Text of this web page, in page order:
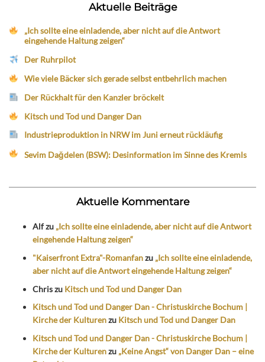
Aktuelle Beiträge
„Ich sollte eine einladende, aber nicht auf die Antwort
eingehende Haltung zeigen“
Der Ruhrpilot
Wie viele Bäcker sich gerade selbst entbehrlich machen
Der Rückhalt für den Kanzler bröckelt
Kitsch und Tod und Danger Dan
Industrieproduktion in NRW im Juni erneut rückläufig
Sevim Dağdelen (BSW): Desinformation im Sinne des Kremls
Aktuelle Kommentare
Alfzu „Ich sollte eine einladende, aber nicht auf die Antwort
eingehende Haltung zeigen“
"Kaiserfront Extra"-Romanfanzu „Ich sollte eine einladende,
aber nicht auf die Antwort eingehende Haltung zeigen“
Chriszu Kitsch und Tod und Danger Dan
Kitsch und Tod und Danger Dan - Christuskirche Bochum |
Kirche der Kulturenzu Kitsch und Tod und Danger Dan
Kitsch und Tod und Danger Dan - Christuskirche Bochum |
Kirche der Kulturenzu „Keine Angst“ von Danger Dan – eine